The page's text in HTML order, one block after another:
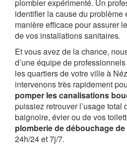
plombier expérimenté. Un
identifier la cause du problème
manière efficace pour assurer
de vos installations sanitaires.
Et vous avez de la chance,
d’une équipe de
les quartiers de votre ville à
intervenons très rapidement
pomper les canalisations
puissiez retrouver l’usage total
baignoire, évier ou de vos
plomberie de débouchage
24h/24 et 7j/7.